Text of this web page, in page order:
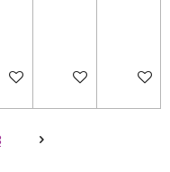
au panier
Ajouter au panier
Ajouter